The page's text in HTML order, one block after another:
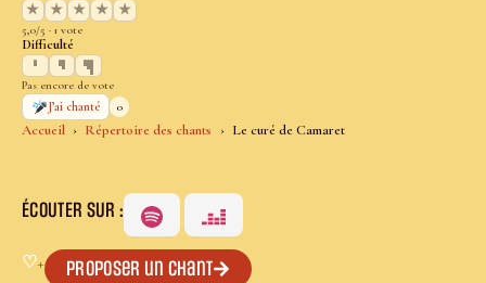
Accueil Répertoire des chants Le curé de Camaret
★
★ ★ ★ ★
5,0/5 · 1 vote
Difficulté
Pas encore de vote
J’ai chanté
0
ÉCOUTER SUR :
♡+ Proposer un chant